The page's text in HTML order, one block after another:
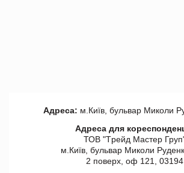
Адреса: м.Київ, бульвар Миколи
Адреса для
ТОВ "Tрейд Мастер
м.Київ, бульвар Миколи
2 поверх, оф 121, 03194